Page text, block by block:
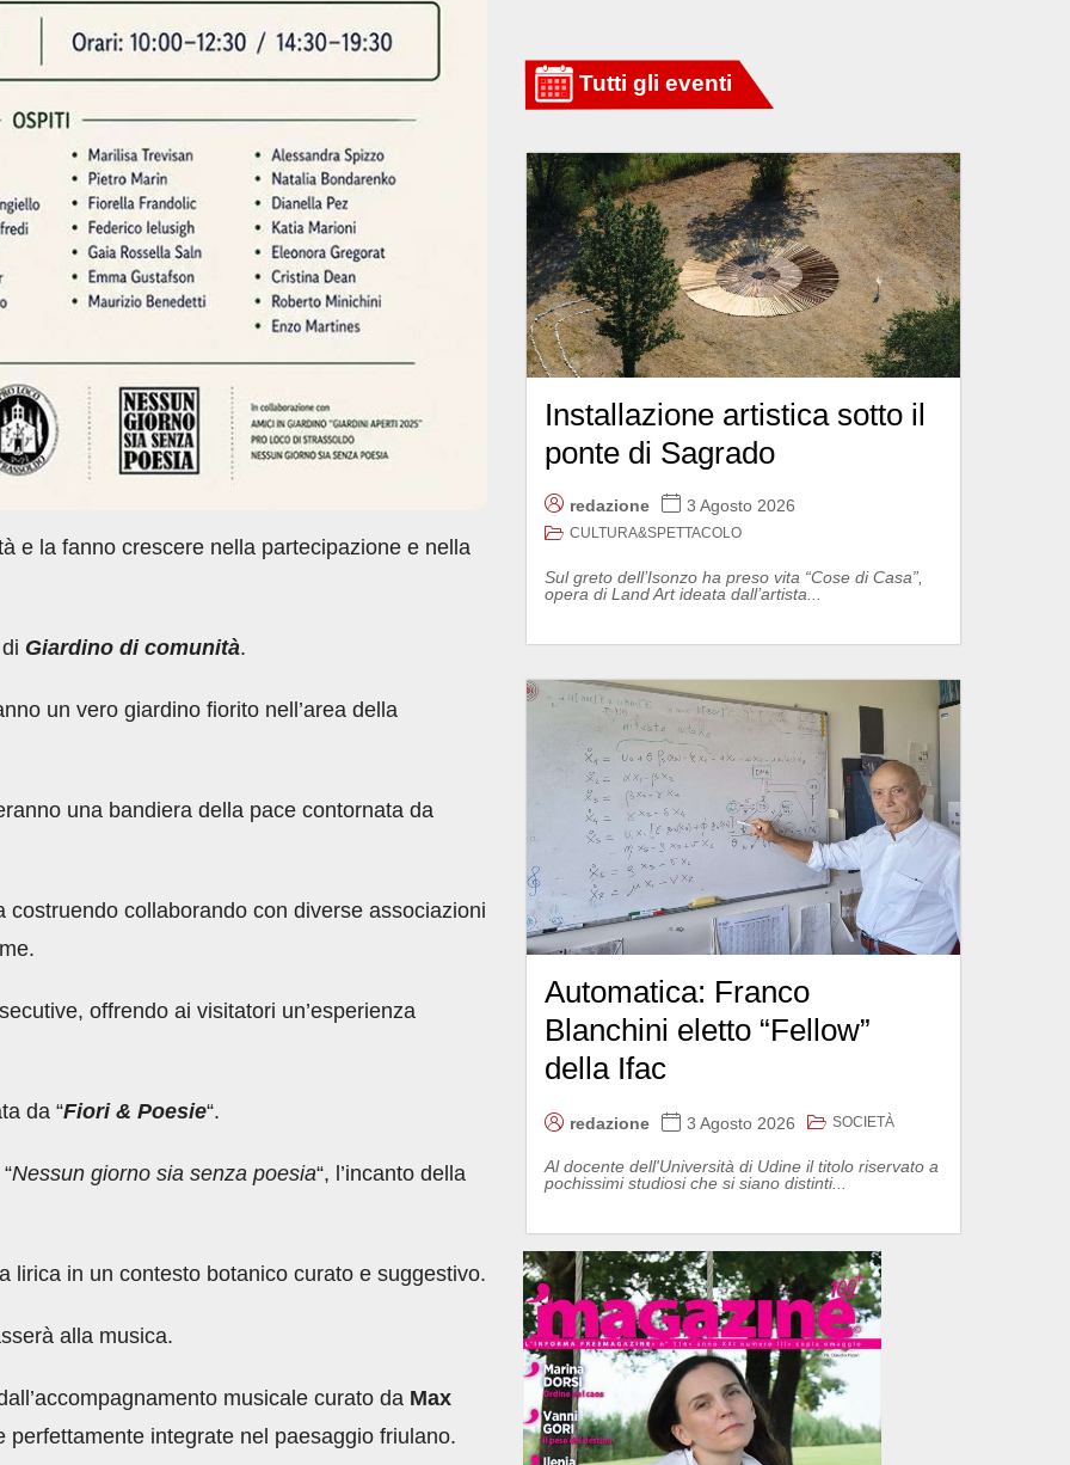
e la fanno crescere nella partecipazione e nella
Giardino di comunità.
un vero giardino fiorito nell’area della
una bandiera della pace contornata da
collaborando con diverse associazioni
offrendo ai visitatori un’esperienza
da “Fiori & Poesie“.
Nessun giorno sia senza poesia“, l’incanto della
lirica in un contesto botanico curato e suggestivo.
alla musica.
musicale curato da Max
integrate nel paesaggio friulano.
Installazione artistica sotto il
ponte di Sagrado
redazione 3 Agosto 2026
CULTURA&SPETTACOLO
Sul greto dell’Isonzo ha preso vita “Cose di Casa”,
opera di Land Art ideata dall’artista...
Automatica: Franco
Blanchini eletto “Fellow”
della Ifac
redazione 3 Agosto 2026 SOCIETÀ
Al docente dell'Università di Udine il titolo riservato a
pochissimi studiosi che si siano distinti...